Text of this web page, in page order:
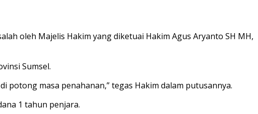
oleh Majelis Hakim yang diketuai Hakim Agus Aryanto SH MH,
Sumsel.
potong masa penahanan,” tegas Hakim dalam putusannya.
1 tahun penjara.